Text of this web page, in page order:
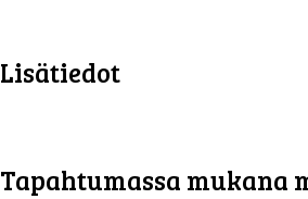
Lisätiedot
Tapahtumassa mukana